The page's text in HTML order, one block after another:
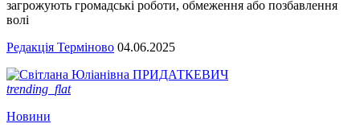
загрожують громадські роботи, обмеження або позбавлення
волі
Редакція Терміново 04.06.2025
trending_flat
Новини